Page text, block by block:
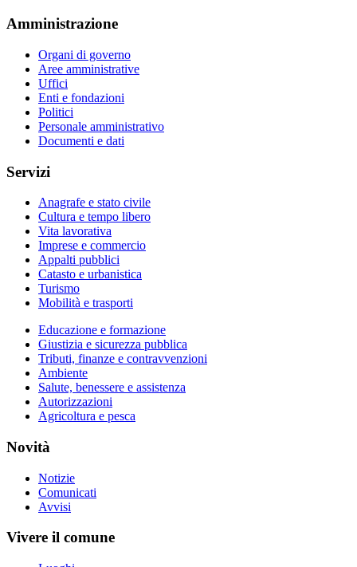
Amministrazione
Organi di governo
Aree amministrative
Uffici
Enti e fondazioni
Politici
Personale amministrativo
Documenti e dati
Servizi
Anagrafe e stato civile
Cultura e tempo libero
Vita lavorativa
Imprese e commercio
Appalti pubblici
Catasto e urbanistica
Turismo
Mobilità e trasporti
Educazione e formazione
Giustizia e sicurezza pubblica
Tributi, finanze e contravvenzioni
Ambiente
Salute, benessere e assistenza
Autorizzazioni
Agricoltura e pesca
Novità
Notizie
Comunicati
Avvisi
Vivere il comune